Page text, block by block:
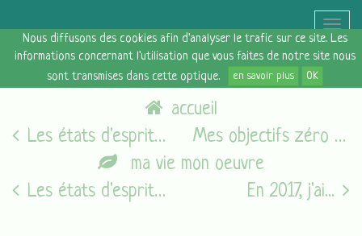
Nous diffusons des cookies afin d'analyser le trafic sur ce site. Les
informations concernant l'utilisation que vous faites de notre site nous
sont transmises dans cette optique.
en savoir plus OK
Toggle
accueil
Les états d'esprit du vendredi [15/12/17]
Mes objectifs zéro déchet poste par poste : buts et bilan
ma vie mon oeuvre
Les états d'esprit du vendredi [05/08/16]
En 2017, j'ai...